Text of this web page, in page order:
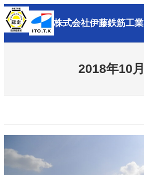
内
容
を
株式会社伊藤鉄筋工業
2018年10月